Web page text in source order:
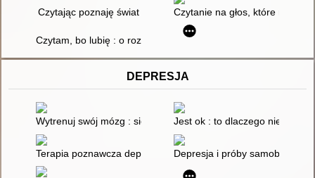
Czytając poznaję świat Czytanie na głos, które
Czytam, bo lubię : o rozwijaniu zainteresowań czytelniczych
DEPRESJA
Wytrenuj swój mózg : siedmiotygodniowy program dla osób
Jest ok : to dlaczego nie chcę
Terapia poznawcza depresji oparta na uważności :
Depresja i próby samobójcze